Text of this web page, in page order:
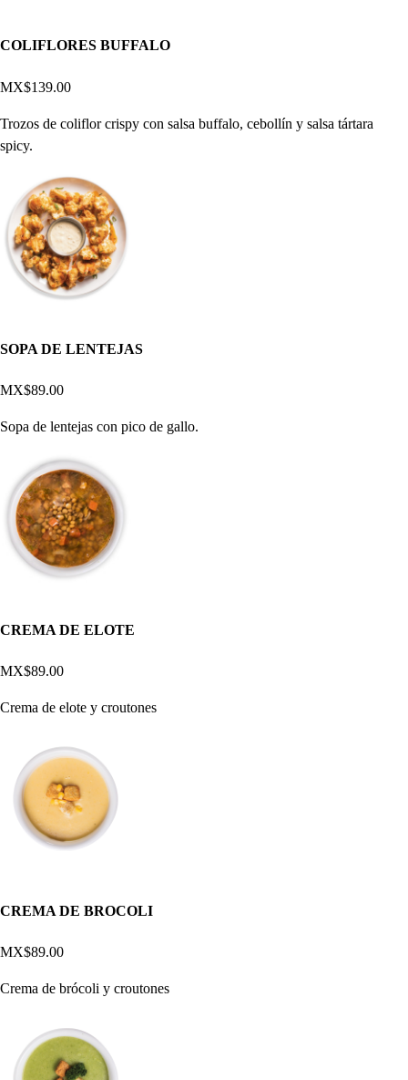
COLIFLORES BUFFALO
MX$139.00
Trozos de coliflor crispy con salsa buffalo, cebollín y salsa tártara
spicy.
SOPA DE LENTEJAS
MX$89.00
Sopa de lentejas con pico de gallo.
CREMA DE ELOTE
MX$89.00
Crema de elote y croutones
CREMA DE BROCOLI
MX$89.00
Crema de brócoli y croutones